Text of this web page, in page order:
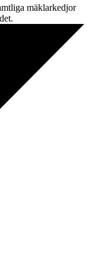
mäklarkedjor